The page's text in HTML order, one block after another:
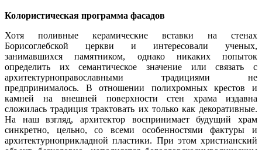
Колористическая программа фасадов
Хотя поливные керамические вставки на стенах
Борисоглебской церкви и интересовали ученых,
занимавшихся памятником, однако никаких попыток
определить их семантическое значение или связать с
архитектурноправославными традициями не
предпринималось. В отношении полихромных крестов и
камней на внешней поверхности стен храма издавна
сложилась традиция трактовать их только как декоративные.
На наш взгляд, архитектор воспринимает будущий храм
синкретно, цельно, со всеми особенностями фактуры и
архитектурноприкладной пластики. При этом христианский